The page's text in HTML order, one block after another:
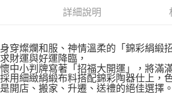
詳細說明
身穿燦爛和服、神情溫柔的「錦彩絹緞
求財運與好運降臨，
懷中小判牌寫著「招福大開運」，將滿
採用細緻絹緞布料搭配錦彩陶器仕上，
是開店、搬家、升遷、送禮的絕佳選擇。